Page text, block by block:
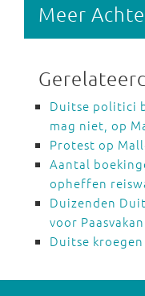
Meer
Duitse politici
mag niet, op
Protest op
Aantal
opheffen
Duizenden
voor
Duitse